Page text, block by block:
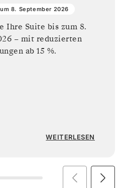
8. September 2026
Ihre Suite bis zum 8.
– mit reduzierten
ab 15 %.
WEITERLESEN